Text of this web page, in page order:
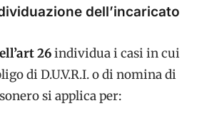
dell’incaricato
26individua i casi in cui
di D.U.V.R.I. o di nomina di
si applica per: